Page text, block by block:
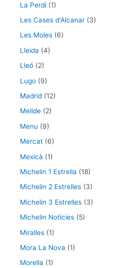
La Perdi (1)
Les Cases d'Alcanar (3)
Les Moles (6)
Lleida (4)
Lleó (2)
Lugo (9)
Madrid (12)
Melide (2)
Menu (9)
Mercat (6)
Mexicà (1)
Michelin 1 Estrella (18)
Michelin 2 Estrelles (3)
Michelin 3 Estrelles (3)
Michelin Notícies (5)
Miralles (1)
Mora La Nova (1)
Morella (1)